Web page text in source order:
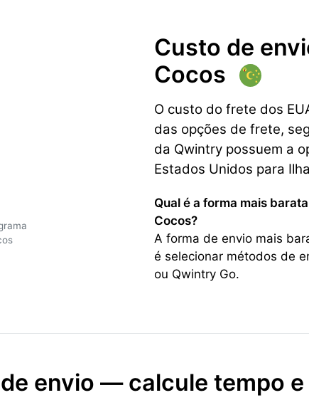
Custo de
Cocos
O custo do frete dos
das opções de frete,
da Qwintry possuem a
Estados Unidos para
Qual é a forma mais
Cocos?
A forma de envio mais
é selecionar métodos de
ou Qwintry Go.
envio — calcule tempo